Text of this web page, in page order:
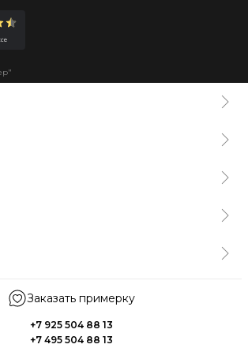
Заказать примерку
+7 925 504 88 13
+7 495 504 88 13